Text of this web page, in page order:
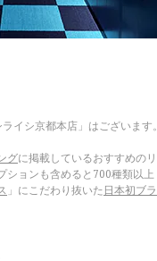
イシ京都本店」はございます。
グに掲載しているおすすめのリ
ションも含めると700種類以上
」にこだわり抜いた日本初ブラ